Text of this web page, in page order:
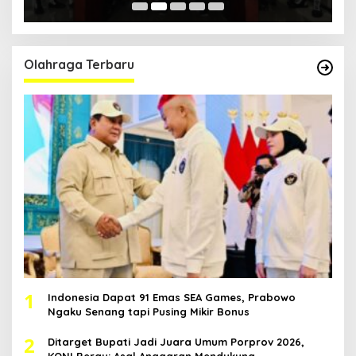
Olahraga Terbaru
1
Indonesia Dapat 91 Emas SEA Games, Prabowo
Ngaku Senang tapi Pusing Mikir Bonus
2
Ditarget Bupati Jadi Juara Umum Porprov 2026,